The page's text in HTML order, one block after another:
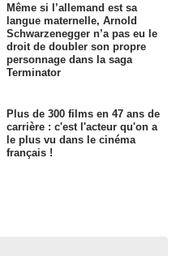
Même si l’allemand est sa
langue maternelle, Arnold
Schwarzenegger n’a pas eu le
droit de doubler son propre
personnage dans la saga
Terminator
Plus de 300 films en 47 ans de
carrière : c'est l'acteur qu'on a
le plus vu dans le cinéma
français !